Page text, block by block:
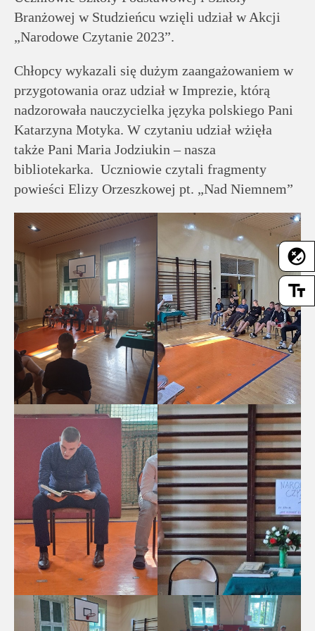
flaky
text_fields
Dla
pracowników
Historia
Wirtualny
spacer
Mapa
strony
Deklaracja
dostępności
Branżowej w Studzieńcu wzięli udział w Akcji
„Narodowe Czytanie 2023”.
Chłopcy wykazali się dużym zaangażowaniem w
przygotowania oraz udział w Imprezie, którą
nadzorowała nauczycielka języka polskiego Pani
Katarzyna Motyka. W czytaniu udział wżięła
także Pani Maria Jodziukin – nasza
bibliotekarka. Uczniowie czytali fragmenty
powieści Elizy Orzeszkowej pt. „Nad Niemnem”